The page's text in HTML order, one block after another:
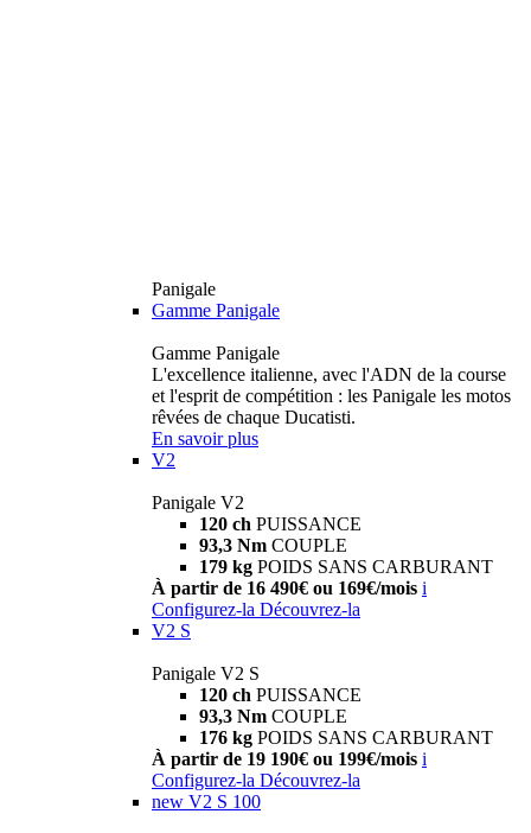
Panigale
Gamme Panigale
Gamme Panigale
L'excellence italienne, avec l'ADN de la course
et l'esprit de compétition : les Panigale les motos
rêvées de chaque Ducatisti.
En savoir plus
V2
Panigale V2
120 ch PUISSANCE
93,3 Nm COUPLE
179 kg POIDS SANS CARBURANT
À partir de 16 490€ ou 169€/mois i
Configurez-la Découvrez-la
V2 S
Panigale V2 S
120 ch PUISSANCE
93,3 Nm COUPLE
176 kg POIDS SANS CARBURANT
À partir de 19 190€ ou 199€/mois i
Configurez-la Découvrez-la
new V2 S 100